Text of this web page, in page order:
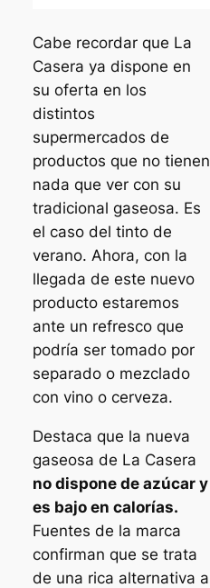
Cabe recordar que La
Casera ya dispone en
su oferta en los
distintos
supermercados de
productos que no tienen
nada que ver con su
tradicional gaseosa. Es
el caso del tinto de
verano. Ahora, con la
llegada de este nuevo
producto estaremos
ante un refresco que
podría ser tomado por
separado o mezclado
con vino o cerveza.
Destaca que la nueva
gaseosa de La Casera
no dispone de azúcar y
es bajo en calorías.
Fuentes de la marca
confirman que se trata
de una rica alternativa a